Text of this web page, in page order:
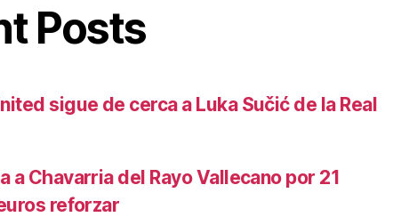
Posts
sigue de cerca a Luka Sučić de la Real
a Chavarria del Rayo Vallecano por 21
reforzar